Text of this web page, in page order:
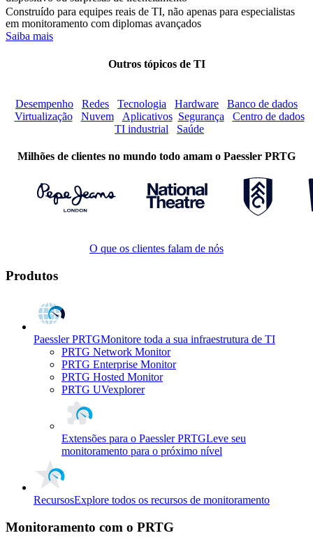
Construído para equipes reais de TI, não apenas para especialistas
em monitoramento com diplomas avançados
Saiba mais
Outros tópicos de TI
Desempenho Redes Tecnologia Hardware
Banco de dados
Virtualização
Nuvem Aplicativos Segurança
Centro de dados
TI industrial
Saúde
Milhões de clientes no mundo todo amam o Paessler PRTG
O que os clientes falam de nós
Produtos
Paessler PRTGMonitore toda a sua infraestrutura de TI
PRTG Network Monitor
PRTG Enterprise Monitor
PRTG Hosted Monitor
PRTG UVexplorer
Extensões para o Paessler PRTGLeve seu
monitoramento para o próximo nível
RecursosExplore todos os recursos de monitoramento
Monitoramento com o PRTG